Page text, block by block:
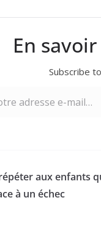
En
Subscribe
aux enfants
à un échec